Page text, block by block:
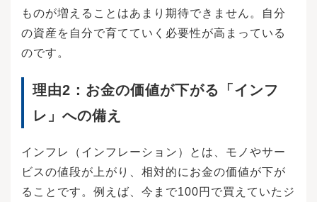
ものが増えることはあまり期待できません。自分
の資産を自分で育てていく必要性が高まっている
のです。
理由2：お金の価値が下がる「インフ
レ」への備え
インフレ（インフレーション）とは、モノやサー
ビスの値段が上がり、相対的にお金の価値が下が
ることです。例えば、今まで100円で買えていたジ